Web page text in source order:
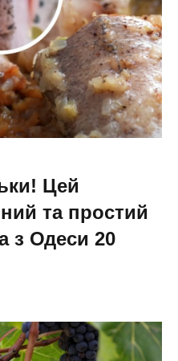
Цей
та простий
з Одеси 20